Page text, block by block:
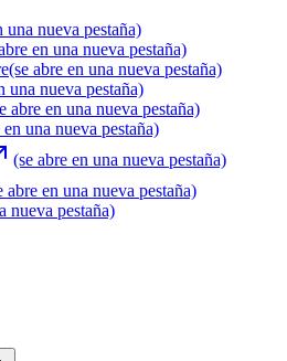
una nueva pestaña)
en una nueva pestaña)
(se abre en una nueva pestaña)
una nueva pestaña)
abre en una nueva pestaña)
en una nueva pestaña)
(se abre en una nueva pestaña)
abre en una nueva pestaña)
nueva pestaña)